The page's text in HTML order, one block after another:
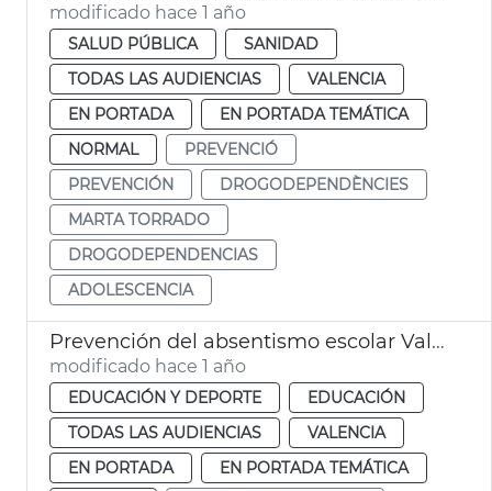
modificado hace 1 año
SALUD PÚBLICA
SANIDAD
TODAS LAS AUDIENCIAS
VALENCIA
EN PORTADA
EN PORTADA TEMÁTICA
NORMAL
PREVENCIÓ
PREVENCIÓN
DROGODEPENDÈNCIES
MARTA TORRADO
DROGODEPENDENCIAS
ADOLESCENCIA
Prevención del absentismo escolar València
modificado hace 1 año
EDUCACIÓN Y DEPORTE
EDUCACIÓN
TODAS LAS AUDIENCIAS
VALENCIA
EN PORTADA
EN PORTADA TEMÁTICA